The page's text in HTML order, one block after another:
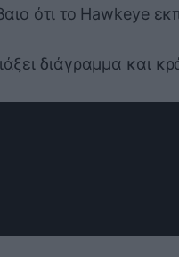
ότι το Hawkeye
διάγραμμα και